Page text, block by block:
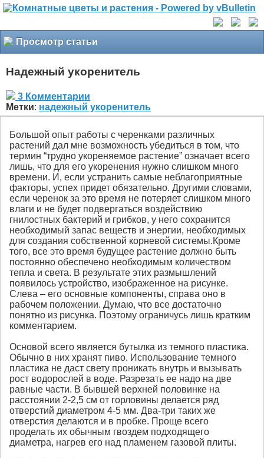
Просмотр статьи
Надежный укоренитель
3 Комментарии
Метки: надежный укоренитель
Большой опыт работы с черенками различных
растений дал мне возможность убедиться в том, что
термин “трудно укореняемое растение” означает всего
лишь, что для его укоренения нужно слишком много
времени. И, если устранить самые неблагоприятные
факторы, успех придет обязательно. Другими словами,
если черенок за это время не потеряет слишком много
влаги и не будет подвергаться воздействию
гнилостных бактерий и грибков, у него сохранится
необходимый запас веществ и энергии, необходимых
для создания собственной корневой системы.Кроме
того, все это время будущее растение должно быть
постоянно обеспечено необходимым количеством
тепла и света. В результате этих размышлений
появилось устройство, изображенное на рисунке.
Слева – его основные компоненты, справа оно в
рабочем положении. Думаю, что все достаточно
понятно из рисунка. Поэтому ограничусь лишь кратким
комментарием.
Основой всего является бутылка из темного пластика.
Обычно в них хранят пиво. Использование темного
пластика не даст свету проникать внутрь и вызывать
рост водорослей в воде. Разрезать ее надо на две
равные части. В бывшей верхней половинке на
расстоянии 2-2,5 см от горловины делается ряд
отверстий диаметром 4-5 мм. Два-три таких же
отверстия делаются и в пробке. Проще всего
проделать их обычным гвоздем подходящего
диаметра, нагрев его над пламенем газовой плиты.